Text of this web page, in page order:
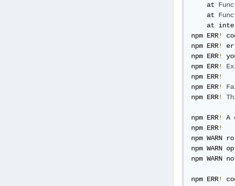
// Will
.
    at
    at
at
npm ERR!
npm ERR!
npm ERR!
npm ERR!
npm ERR!
npm ERR!
npm ERR!
npm ERR! A
npm ERR!
npm WARN
npm WARN
npm WARN
npm ERR!